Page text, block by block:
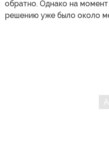
обратно. Однако на
решению уже было около